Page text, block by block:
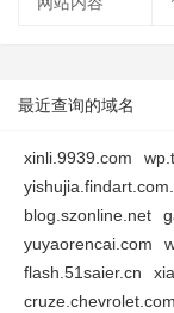
最近查询的域名
xinli.9939.com
blog.szonline.net
yuyaorencai.com
flash.51saier.cn